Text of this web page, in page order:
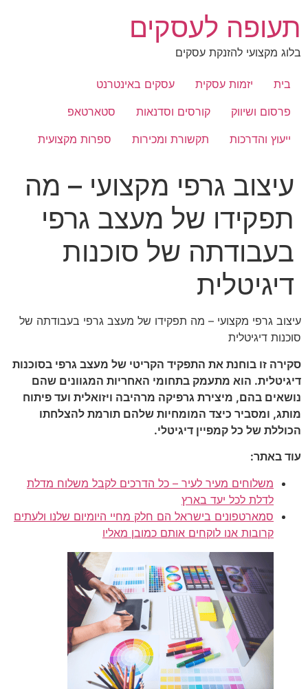
לתוכן
תעופה לעסקים
בלוג מקצועי להזנקת עסקים
בית יזמות עסקית
עסקים באינטרנט
פרסום ושיווק
קורסים וסדנאות
סטארטאפ
ייעוץ והדרכות
תקשורת ומכירות ספרות מקצועית
עיצוב גרפי מקצועי – מה
תפקידו של מעצב גרפי
בעבודתה של סוכנות
דיגיטלית
עיצוב גרפי מקצועי – מה תפקידו של מעצב גרפי בעבודתה של
סוכנות דיגיטלית
סקירה זו בוחנת את התפקיד הקריטי של מעצב גרפי בסוכנות
דיגיטלית. הוא מתעמק בתחומי האחריות המגוונים שהם
נושאים בהם, מיצירת גרפיקה מרהיבה ויזואלית ועד פיתוח
מותג, ומסביר כיצד המומחיות שלהם תורמת להצלחתו
הכוללת של כל קמפיין דיגיטלי.
עוד באתר:
משלוחים מעיר לעיר – כל הדרכים לקבל משלוח מדלת
לדלת לכל יעד בארץ
סמארטפונים בישראל הם חלק מחיי היומיום שלנו ולעתים
קרובות אנו לוקחים אותם כמובן מאליו